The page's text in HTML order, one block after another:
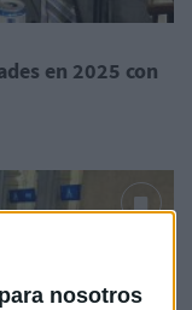
nosotros
en 2025 con